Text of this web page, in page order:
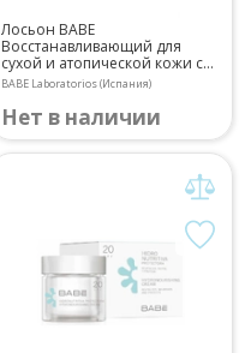
Лосьон BABE
Восстанавливающий для
сухой и атопической кожи с
10% мочевины 500мл
BABE Laboratorios (Испания)
Нет в наличии